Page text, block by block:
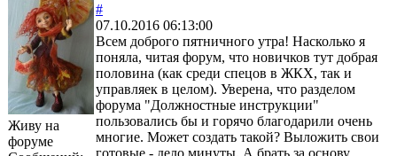
Живу на
форуме
#
07.10.2016 06:13:00
Всем доброго пятничного утра! Насколько я
поняла, читая форум, что новичков тут добрая
половина (как среди спецов в ЖКХ, так и
управляек в целом). Уверена, что разделом
форума "Должностные инструкции"
пользовались бы и горячо благодарили очень
многие. Может создать такой? Выложить свои
готовые - дело минуты. А брать за основу